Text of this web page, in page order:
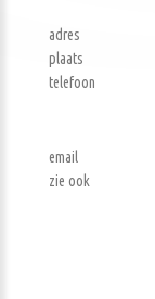
adres
plaats
telefoon
email
zie ook